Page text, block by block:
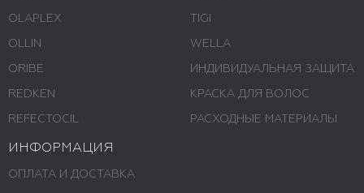
OLAPLEX
OLLIN
ORIBE
REDKEN
REFECTOCIL
TIGI
WELLA
ИНДИВИДУАЛЬНАЯ ЗАЩИТА
КРАСКА ДЛЯ ВОЛОС
РАСХОДНЫЕ МАТЕРИАЛЫ
ИНФОРМАЦИЯ
ОПЛАТА И ДОСТАВКА